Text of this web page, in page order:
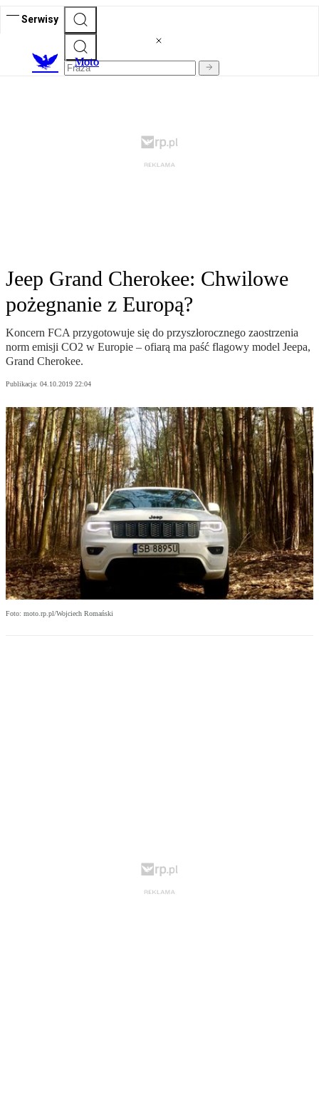
Serwisy
Moto
Jeep Grand Cherokee: Chwilowe
pożegnanie z Europą?
Koncern FCA przygotowuje się do przyszłorocznego zaostrzenia
norm emisji CO2 w Europie – ofiarą ma paść flagowy model Jeepa,
Grand Cherokee.
Publikacja: 04.10.2019 22:04
Foto: moto.rp.pl/Wojciech Romański